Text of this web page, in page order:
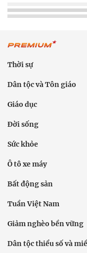
Thời sự
Dân tộc và Tôn giáo
Giáo dục
Đời sống
Sức khỏe
Ô tô xe máy
Bất động sản
Tuần Việt Nam
Giảm nghèo bền vững
Dân tộc thiểu số và